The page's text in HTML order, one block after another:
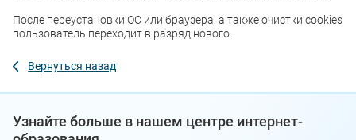
После переустановки ОС или браузера, а также очистки cookies
пользователь переходит в разряд нового.
Вернуться назад
Узнайте больше в нашем центре интернет-